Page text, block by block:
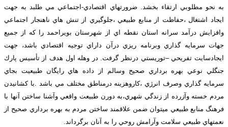
به نحو مطلوبي ارتقاء بخشد. ضرورتهاي اقتصادي-اجتماعي مي طلبد به جهت
ايجاد اشتغال ،حفاظت از منابع طبيعي ،جلوگيري از تنش هاي ناهنجار اجتماعي
وافزايش درآمد سرانه استان نقطه اي از شهرستان بويراحمد را كه از جميع
جهات سرمايه گذاري وبرنامه ريزي درآن داراي توجيه اقتصادي باشد، جهت
ايجادسايت تفريحي –توريستي درنظر گرفت. در وهله اول هدف از تأسيس پارك
جنگلي نوعي بهره برداري صحيح وسالم از داده هاي رايگان طبيعيت بجاي
سرمايه گذاري وصرف انرژي ،كاروهزينه درمناطق مختلف مي باشد .با كشانيدن
مردم خسته وآزرده از زندگي شهري،به دورن طبيعت واقعي وآشنا ساختن آنها با
فرهنگ منابع طبيعي ميتوان ضمن علاقمند ساختن مردم به بهره برداري صحيح از
نعمتهاي طبيعي سلامت وآرامش روحي را به آنان برگرداند.